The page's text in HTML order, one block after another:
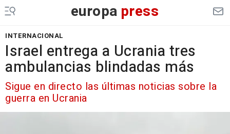
europa press
INTERNACIONAL
Israel entrega a Ucrania tres
ambulancias blindadas más
Sigue en directo las últimas noticias sobre la
guerra en Ucrania